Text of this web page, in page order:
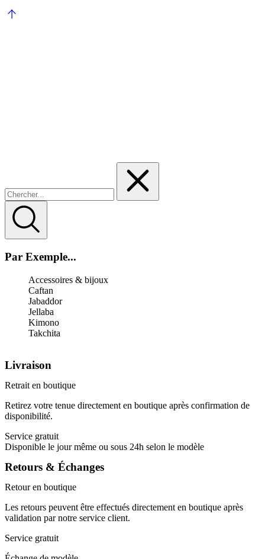
Par Exemple...
Accessoires & bijoux
Caftan
Jabaddor
Jellaba
Kimono
Takchita
Livraison
Retrait en boutique
Retirez votre tenue directement en boutique après confirmation de
disponibilité.
Service gratuit
Disponible le jour même ou sous 24h selon le modèle
Retours & Échanges
Retour en boutique
Les retours peuvent être effectués directement en boutique après
validation par notre service client.
Service gratuit